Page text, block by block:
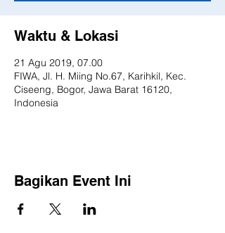
Waktu & Lokasi
21 Agu 2019, 07.00
FIWA, Jl. H. Miing No.67, Karihkil, Kec.
Ciseeng, Bogor, Jawa Barat 16120,
Indonesia
Bagikan Event Ini